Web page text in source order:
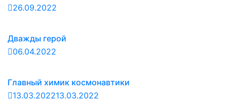
26.09.2022
Дважды герой
06.04.2022
Главный химик космонавтики
13.03.202213.03.2022